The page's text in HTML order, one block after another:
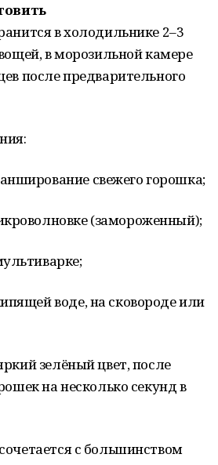
в холодильнике 2–3
в морозильной камере
после предварительного
свежего горошка;
(замороженный);
воде, на сковороде или
зелёный цвет, после
на несколько секунд в
с большинством